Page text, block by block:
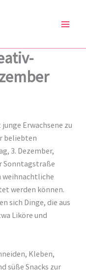
Erwachsene zu
beliebten
3. Dezember,
Sonntagstraße
werden können.
sich Dinge, die aus
Liköre und
Kleben,
süße Snacks zur